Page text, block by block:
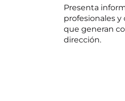
Presenta
profesionales
que generan
dirección.